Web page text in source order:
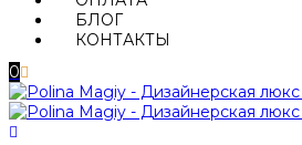
БЛОГ
КОНТАКТЫ
0